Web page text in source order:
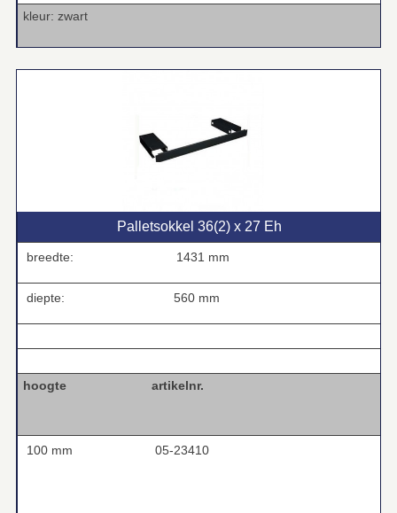
kleur: zwart
Palletsokkel 36(2) x 27 Eh
breedte: 1431 mm
diepte: 560 mm
hoogte artikelnr.
100 mm 05-23410